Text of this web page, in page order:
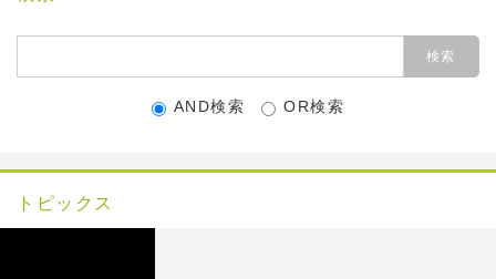
AND検索 OR検索
トピックス